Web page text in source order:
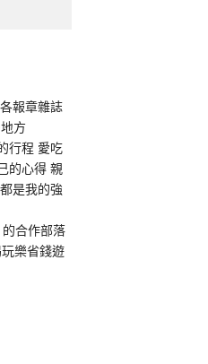
報章雜誌
方
行程 愛吃
的心得 親
是我的強
合作部落
樂省錢遊